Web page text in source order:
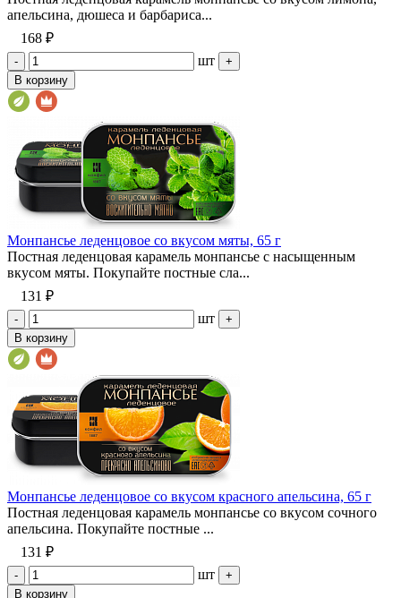
апельсина, дюшеса и барбариса...
168 ₽
- шт
+
В корзину
Монпансье леденцовое со вкусом мяты, 65 г
Постная леденцовая карамель монпансье с насыщенным
вкусом мяты. Покупайте постные сла...
131 ₽
- шт
+
В корзину
Монпансье леденцовое со вкусом красного апельсина, 65 г
Постная леденцовая карамель монпансье со вкусом сочного
апельсина. Покупайте постные ...
131 ₽
- шт
+
В корзину